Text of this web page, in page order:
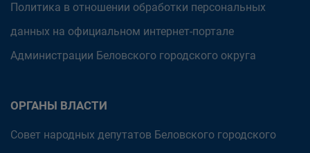
Политика в отношении обработки персональных
данных на официальном интернет-портале
Администрации Беловского городского округа
ОРГАНЫ ВЛАСТИ
Совет народных депутатов Беловского городского